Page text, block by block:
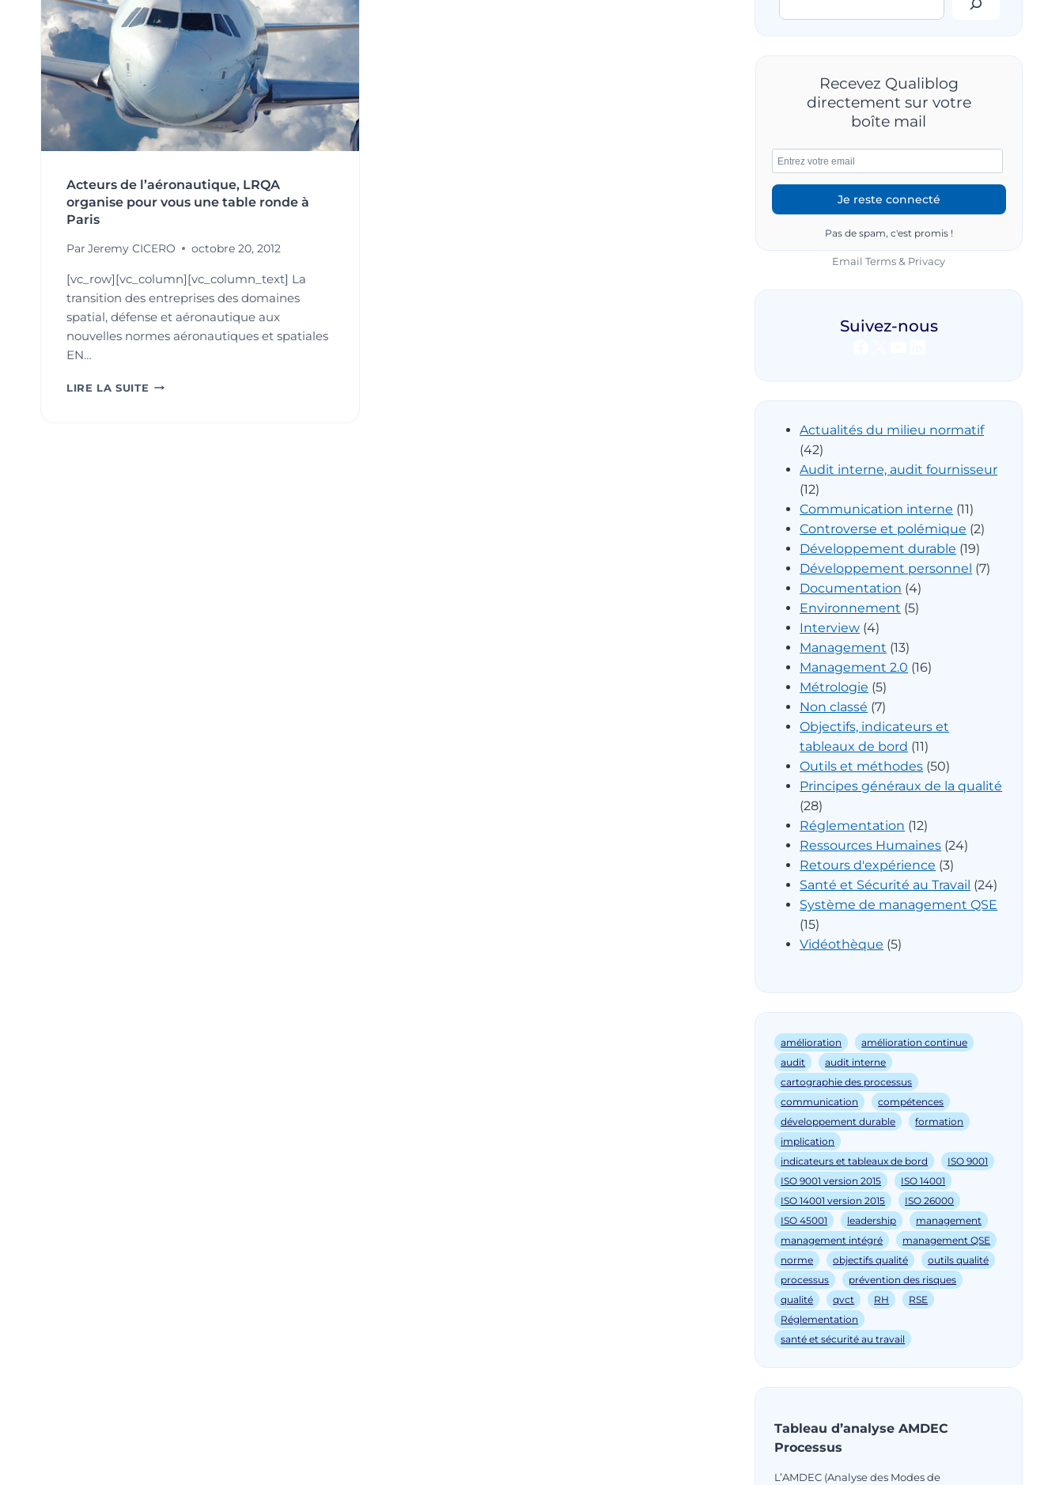
Acteurs de l’aéronautique, LRQA
organise pour vous une table ronde à
Paris
Par Jeremy CICERO octobre 20, 2012
[vc_row][vc_column][vc_column_text] La
transition des entreprises des domaines
spatial, défense et aéronautique aux
nouvelles normes aéronautiques et spatiales
EN…
LIRE LA SUITE ACTEURS
Recevez Qualiblog
directement sur votre
boîte mail
Pas de spam, c'est promis !
EmailTerms & Privacy
Suivez-nous
Actualités du milieu normatif
(42)
Audit interne, audit fournisseur
(12)
Communication interne (11)
Controverse et polémique (2)
Développement durable (19)
Développement personnel (7)
Documentation (4)
Environnement (5)
Interview (4)
Management (13)
Management 2.0 (16)
Métrologie (5)
Non classé (7)
Objectifs, indicateurs et
tableaux de bord (11)
Outils et méthodes (50)
Principes généraux de la qualité
(28)
Réglementation (12)
Ressources Humaines (24)
Retours d'expérience (3)
Santé et Sécurité au Travail (24)
Système de management QSE
(15)
Vidéothèque (5)
amélioration
amélioration continue
audit
audit interne
cartographie des processus
communication
compétences
développement durable
formation
implication
indicateurs et tableaux de bord
ISO 9001
ISO 9001 version 2015
ISO 14001
ISO 14001 version 2015
ISO 26000
ISO 45001
leadership
management
management intégré
management QSE
norme
objectifs qualité
outils qualité
processus
prévention des risques
qualité
qvct RH
RSE
Réglementation
santé et sécurité au travail
Tableau d’analyse AMDEC
Processus
L’AMDEC (Analyse des Modes de